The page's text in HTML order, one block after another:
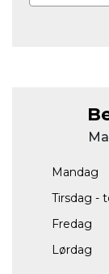
Mandag
Tirsdag -
Fredag
Lørdag